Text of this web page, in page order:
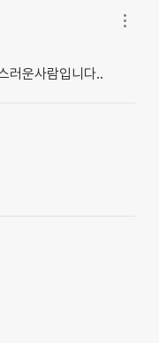
러운사람입니다..